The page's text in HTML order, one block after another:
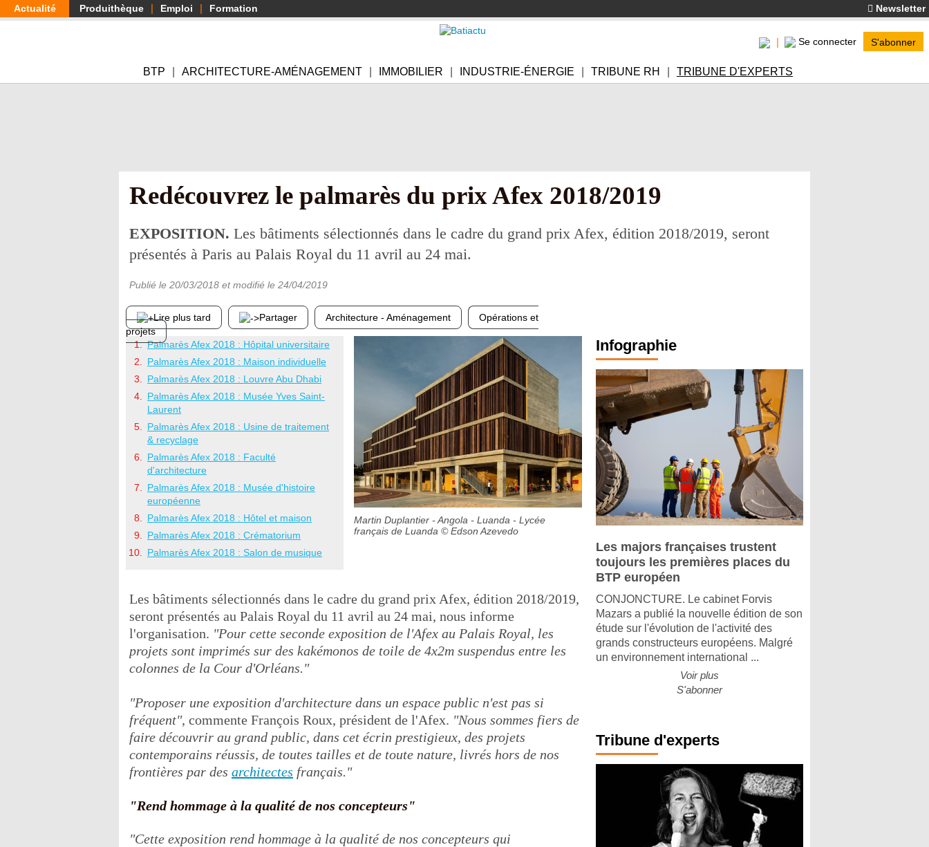
Aller
au
Actualité Produithèque Emploi Formation Newsletter
Se connecter S'abonner
BTP ARCHITECTURE-AMÉNAGEMENT IMMOBILIER INDUSTRIE-ÉNERGIE TRIBUNE RH TRIBUNE D'EXPERTS
Redécouvrez le palmarès du prix Afex 2018/2019
EXPOSITION. Les bâtiments sélectionnés dans le cadre du grand prix Afex, édition 2018/2019, seront
présentés à Paris au Palais Royal du 11 avril au 24 mai.
Publié le 20/03/2018 et modifié le 24/04/2019
Lire plus tard Partager Architecture - Aménagement
Opérations et
projets
Martin Duplantier - Angola - Luanda - Lycée
français de Luanda © Edson Azevedo
Palmarès Afex 2018 : Hôpital universitaire
Palmarès Afex 2018 : Maison individuelle
Palmarès Afex 2018 : Louvre Abu Dhabi
Palmarès Afex 2018 : Musée Yves Saint-
Laurent
Palmarès Afex 2018 : Usine de traitement
& recyclage
Palmarès Afex 2018 : Faculté
d'architecture
Palmarès Afex 2018 : Musée d'histoire
européenne
Palmarès Afex 2018 : Hôtel et maison
Palmarès Afex 2018 : Crématorium
Palmarès Afex 2018 : Salon de musique
Les bâtiments sélectionnés dans le cadre du grand prix Afex, édition 2018/2019,
seront présentés au Palais Royal du 11 avril au 24 mai, nous informe
l'organisation. "Pour cette seconde exposition de l'Afex au Palais Royal, les
projets sont imprimés sur des kakémonos de toile de 4x2m suspendus entre les
colonnes de la Cour d'Orléans."
"Proposer une exposition d'architecture dans un espace public n'est pas si
fréquent", commente François Roux, président de l'Afex. "Nous sommes fiers de
faire découvrir au grand public, dans cet écrin prestigieux, des projets
contemporains réussis, de toutes tailles et de toute nature, livrés hors de nos
frontières par des architectes français."
"Rend hommage à la qualité de nos concepteurs"
"Cette exposition rend hommage à la qualité de nos concepteurs qui
Infographie
Les majors françaises trustent
toujours les premières places du
BTP européen
CONJONCTURE. Le cabinet Forvis
Mazars a publié la nouvelle édition de son
étude sur l'évolution de l'activité des
grands constructeurs européens. Malgré
un environnement international ...
Voir plus
S'abonner
Tribune d'experts